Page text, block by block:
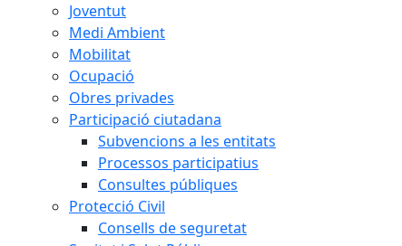
Joventut
Medi Ambient
Mobilitat
Ocupació
Obres privades
Participació ciutadana
Subvencions a les entitats
Processos participatius
Consultes públiques
Protecció Civil
Consells de seguretat